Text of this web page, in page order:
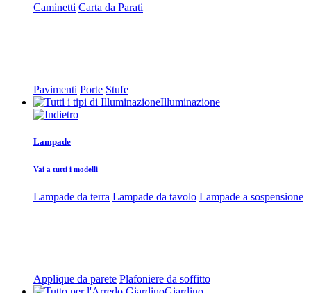
Caminetti Carta da Parati
Pavimenti Porte Stufe
Illuminazione
Lampade
Vai a tutti i modelli
Lampade da terra Lampade da tavolo Lampade a sospensione
Applique da parete Plafoniere da soffitto